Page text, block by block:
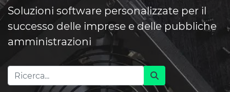
Soluzioni software personalizzate per il
successo delle imprese e delle pubbliche
amministrazioni